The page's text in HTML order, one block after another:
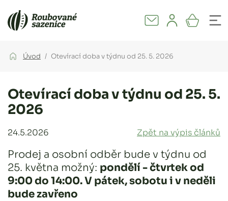
Úvod Otevírací doba v týdnu od 25. 5. 2026
Otevírací doba v týdnu od 25. 5.
2026
Zpět na výpis článků
24.5.2026
Prodej a osobní odběr bude v týdnu od
25. května možný: pondělí - čtvrtek od
9:00 do 14:00. V pátek, sobotu i v neděli
bude zavřeno